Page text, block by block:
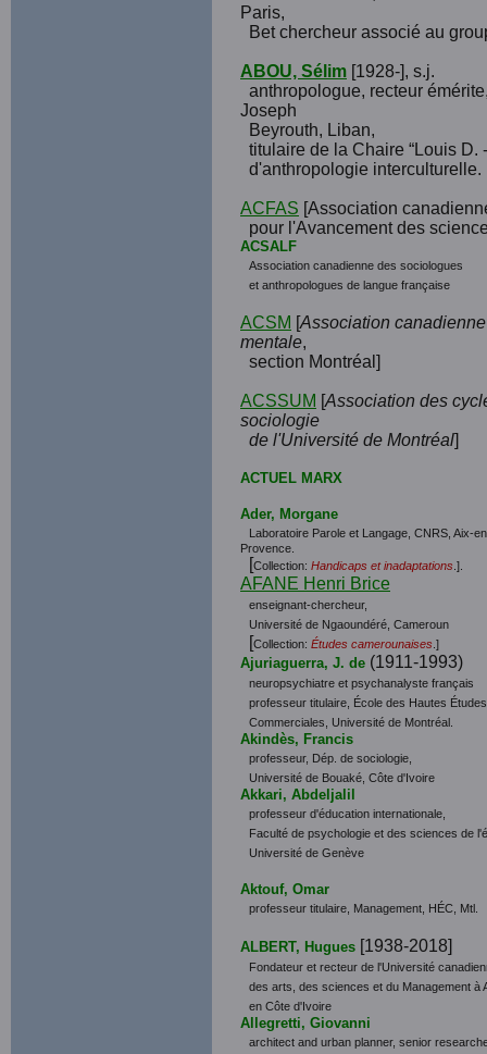
Paris,
Bet chercheur associé au
ABOU, Sélim [1928-], s.j.
anthropologue, recteur
Joseph
Beyrouth, Liban,
titulaire de la Chaire “Louis D.
d'anthropologie interculturelle.
ACFAS [Association
pour l'Avancement des
ACSALF
Association canadienne des sociologues
et anthropologues de langue française
ACSM [Association
mentale,
section Montréal]
ACSSUM [Association des
sociologie
de l'Université de Montréal]
ACTUEL MARX
Ader, Morgane
Laboratoire Parole et Langage, CNRS, Aix-
Provence.
[Collection: Handicaps et inadaptations .].
AFANE Henri Brice
enseignant-chercheur,
Université de Ngaoundéré, Cameroun
[Collection: Études camerounaises .]
Ajuriaguerra, J. de (1911-1993)
neuropsychiatre et psychanalyste français
professeur titulaire, École des Hautes Études
Commerciales, Université de Montréal.
Akindès, Francis
professeur, Dép. de sociologie,
Université de Bouaké, Côte d'Ivoire
Akkari, Abdeljalil
professeur d'éducation internationale,
Faculté de psychologie et des sciences de
Université de Genève
Aktouf, Omar
professeur titulaire, Management, HÉC, Mtl.
ALBERT, Hugues [1938-2018]
Fondateur et recteur de l'Université
des arts, des sciences et du Management à
en Côte d'Ivoire
Allegretti, Giovanni
architect and urban planner, senior